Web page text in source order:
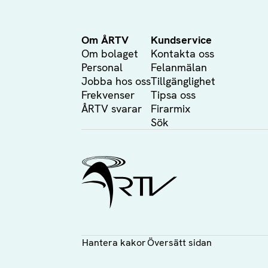
Om ÅRTV
Om bolaget
Personal
Jobba hos oss
Frekvenser
ÅRTV svarar
Kundservice
Kontakta oss
Felanmälan
Tillgänglighet
Tipsa oss
Firarmix
Sök
Ålands Radio & TV
Hantera kakorÖversätt sidan